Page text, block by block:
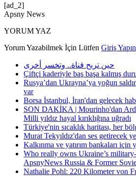
[ad_2]
Apsny News
YORUM YAZ
Yorum Yazabilmek İçin Lütfen Giriş Yapın
حين تربح قناة.. وتخسر أخرى
Çiftçi kaderiyle baş başa kalmış
Rusya’dan Ukrayna’ya yoğun
var
Borsa İstanbul, İran'dan gelecek
SON DAKİKA | Mourinho'dan
Milli yıldız hayal kırıklığına uğradı
Türkiye'nin sıcaklık haritası, her
Murat Tekyıldız'dan ses getirecek
Kalkınma ve yatırım bankaları için
Who really owns Ukraine’s
ApsnyNews Russia & Former
Nathalie Pohl: 220 Kilometer von